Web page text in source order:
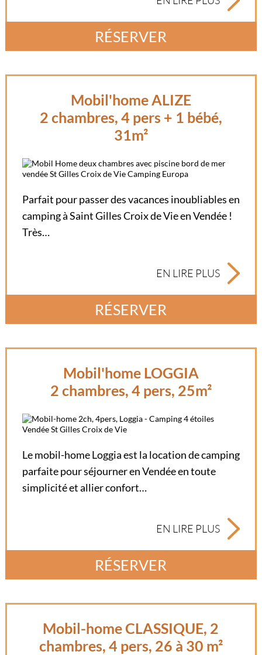
RÉSERVER
Mobil'home ALIZE
2 chambres, 4 pers + 1 bébé,
31m²
Parfait pour passer des vacances inoubliables en
camping à Saint Gilles Croix de Vie en Vendée !
Très…
EN LIRE PLUS
RÉSERVER
Mobil'home LOGGIA
2 chambres, 4 pers, 25m²
Le mobil-home Loggia est la location de camping
parfaite pour séjourner en Vendée en toute
simplicité et allier confort…
EN LIRE PLUS
RÉSERVER
Mobil-home CLASSIQUE, 2
chambres, 4 pers, 26 à 30 m²